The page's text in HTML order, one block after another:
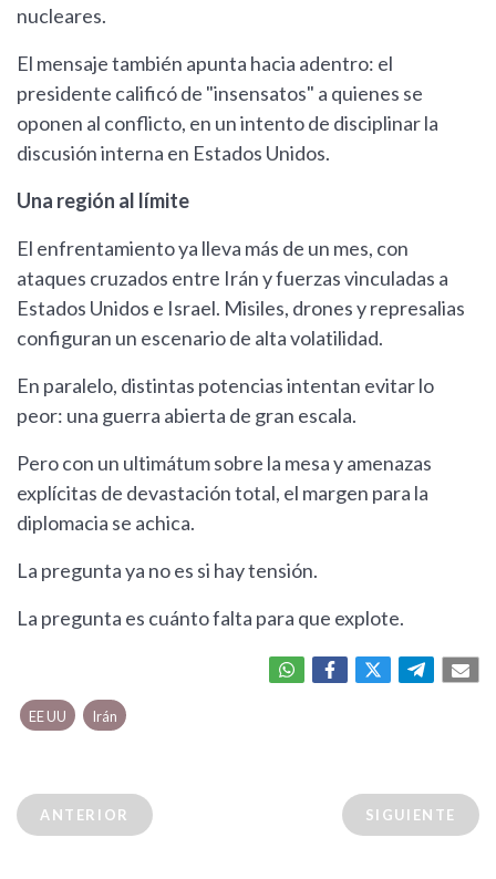
nucleares.
El mensaje también apunta hacia adentro: el
presidente calificó de "insensatos" a quienes se
oponen al conflicto, en un intento de disciplinar la
discusión interna en Estados Unidos.
Una región al límite
El enfrentamiento ya lleva más de un mes, con
ataques cruzados entre Irán y fuerzas vinculadas a
Estados Unidos e Israel. Misiles, drones y represalias
configuran un escenario de alta volatilidad.
En paralelo, distintas potencias intentan evitar lo
peor: una guerra abierta de gran escala.
Pero con un ultimátum sobre la mesa y amenazas
explícitas de devastación total, el margen para la
diplomacia se achica.
La pregunta ya no es si hay tensión.
La pregunta es cuánto falta para que explote.
EE UU Irán
ANTERIOR SIGUIENTE